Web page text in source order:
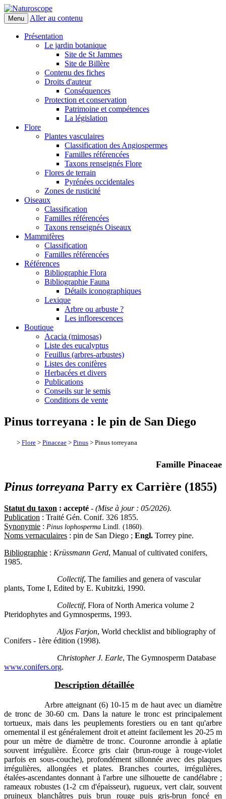
Naturoscope
Menu Aller au contenu
Présentation
Le jardin botanique
Site de St Jammes
Site de Billère
Contenu des fiches
Droits d'auteur
Conséquences
Protection et conservation
Patrimoine et compétences
La législation
Flore
Plantes vasculaires
Classification des Angiospermes
Familles référencées
Taxons renseignés Flore
Flores de terrain
Pyrénées occidentales
Zones de rusticité
Oiseaux
Classification
Familles référencées
Taxons renseignés Oiseaux
Mammifères
Classification
Familles référencées
Références
Bibliographie Flora
Bibliographie Fauna
Détails iconographiques
Lexique
Arbre ou arbuste ?
Les inflorescences
Boutique
Acacia (mimosas)
Liste des eucalyptus
Feuillus (arbres-arbustes)
Listes des conifères
Herbacées et divers
Publications
Conseils sur le semis
Conditions de vente
Pinus torreyana : le pin de San Diego
> Flore > Pinaceae > Pinus > Pinus torreyana
Famille Pinaceae
Pinus torreyana Parry ex Carrière (1855)
Statut du taxon : accepté - (Mise à jour : 05/2026).
Publication : Traité Gén. Conif. 326 1855.
Synonymie : Pinus lophosperma Lindl. (1860).
Noms vernaculaires : pin de San Diego ; Engl. Torrey pine.
Bibliographie : Krüssmann Gerd, Manual of cultivated conifers,
1985.
Collectif, The families and genera of vascular
plants, Tome I, Edited by E. Kubitzki, 1990.
Collectif, Flora of North America volume 2
Pteridophytes and Gymnosperms, 1993.
Aljos Farjon, World checklist and bibliography of
Conifers - 1ère édition (1998).
Christopher J. Earle, The Gymnosperm Database
www.conifers.org.
Description détaillée
Arbre atteignant (6) 10-15 m de haut avec un diamètre
de tronc de 30-60 cm. Dans la nature le tronc est principalement
tortueux, mais dans les peuplements forestiers ou en tant qu'arbre
ornemental il est généralement droit et atteint facilement les 20-25 m
pour un mètre de diamètre de tronc. Couronne arrondie à aplatie
souvent irrégulière. Écorce gris clair (brun-rouge à rouge-violet
parfois en sous-couche), profondément sillonnée avec des plaques
irrégulières, allongées et plates. Branches courtes, irrégulières,
étalées-ascendantes donnant à l'arbre une silhouette de candélabre ;
rameaux robustes (1-2 cm d'épaisseur), rugueux, vert clair, souvent
pruineux blanchâtres puis brun rouge puis gris-brun foncé en